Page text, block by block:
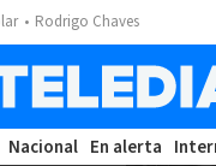
Rodrigo Chaves
Nacional En alerta